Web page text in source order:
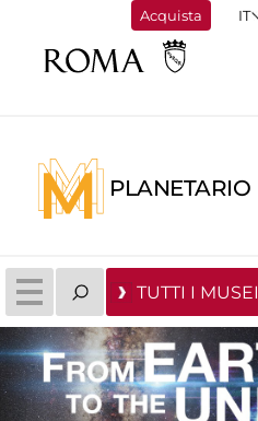
Acquista
PLANETARIO
TUTTI I MUSEI